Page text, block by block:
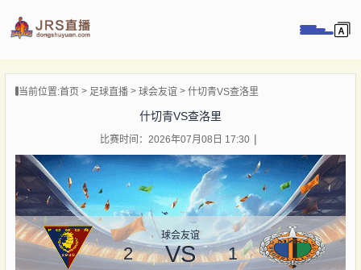
播
闻
当前位置:首页 足球直播 球会友谊 什切青VS查洛里
什切青VS查洛里
比赛时间：2026年07月08日 17:30
球会友谊
2 VS 1